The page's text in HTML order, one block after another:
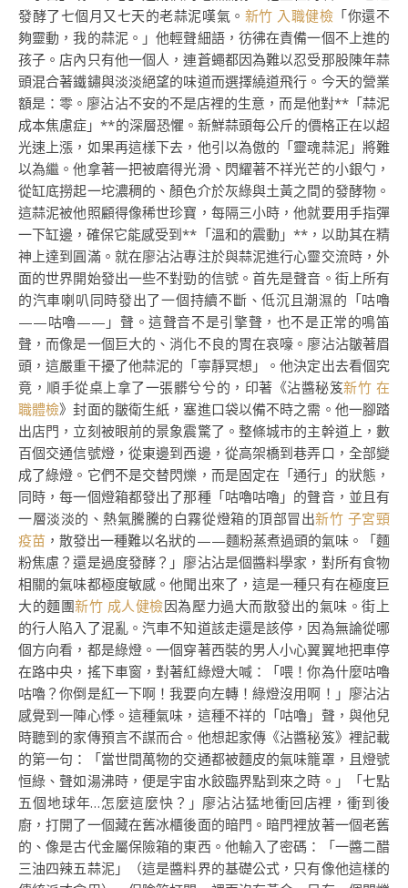
發酵了七個月又七天的老蒜泥嘆氣。 新竹 入職健檢 「你還不
夠靈動，我的蒜泥。」他輕聲細語，彷彿在責備一個不上進的
孩子。店內只有他一個人，連蒼蠅都因為難以忍受那股陳年蒜
頭混合著鐵鏽與淡淡絕望的味道而選擇繞道飛行。今天的營業
額是：零。廖沾沾不安的不是店裡的生意，而是他對**「蒜泥
成本焦慮症」**的深層恐懼。新鮮蒜頭每公斤的價格正在以超
光速上漲，如果再這樣下去，他引以為傲的「靈魂蒜泥」將難
以為繼。他拿著一把被磨得光滑、閃耀著不祥光芒的小銀勺，
從缸底撈起一坨濃稠的、顏色介於灰綠與土黃之間的發酵物。
這蒜泥被他照顧得像稀世珍寶，每隔三小時，他就要用手指彈
一下缸邊，確保它能感受到**「溫和的震動」**，以助其在精
神上達到圓滿。就在廖沾沾專注於與蒜泥進行心靈交流時，外
面的世界開始發出一些不對勁的信號。首先是聲音。街上所有
的汽車喇叭同時發出了一個持續不斷、低沉且潮濕的「咕嚕
——咕嚕——」聲。這聲音不是引擎聲，也不是正常的鳴笛
聲，而像是一個巨大的、消化不良的胃在哀嚎。廖沾沾皺著眉
頭，這嚴重干擾了他蒜泥的「寧靜冥想」。他決定出去看個究
竟，順手從桌上拿了一張髒兮兮的，印著《沾醬秘笈新竹 在
職體檢》封面的皺衛生紙，塞進口袋以備不時之需。他一腳踏
出店門，立刻被眼前的景象震驚了。整條城市的主幹道上，數
百個交通信號燈，從東邊到西邊，從高架橋到巷弄口，全部變
成了綠燈。它們不是交替閃爍，而是固定在「通行」的狀態，
同時，每一個燈箱都發出了那種「咕嚕咕嚕」的聲音，並且有
一層淡淡的、熱氣騰騰的白霧從燈箱的頂部冒出新竹 子宮頸
疫苗 ，散發出一種難以名狀的——麵粉蒸煮過頭的氣味。「麵
粉焦慮？還是過度發酵？」廖沾沾是個醬料學家，對所有食物
相關的氣味都極度敏感。他聞出來了，這是一種只有在極度巨
大的麵團新竹 成人健檢因為壓力過大而散發出的氣味。街上
的行人陷入了混亂。汽車不知道該走還是該停，因為無論從哪
個方向看，都是綠燈。一個穿著西裝的男人小心翼翼地把車停
在路中央，搖下車窗，對著紅綠燈大喊：「喂！你為什麼咕嚕
咕嚕？你倒是紅一下啊！我要向左轉！綠燈沒用啊！」廖沾沾
感覺到一陣心悸。這種氣味，這種不祥的「咕嚕」聲，與他兒
時聽到的家傳預言不謀而合。他想起家傳《沾醬秘笈》裡記載
的第一句：「當世間萬物的交通都被麵皮的氣味籠罩，且燈號
恒綠、聲如湯沸時，便是宇宙水餃臨界點到來之時。」「七點
五個地球年…怎麼這麼快？」廖沾沾猛地衝回店裡，衝到後
廚，打開了一個藏在舊冰櫃後面的暗門。暗門裡放著一個老舊
的、像是古代金屬保險箱的東西。他輸入了密碼：「一醬二醋
三油四辣五蒜泥」（這是醬料界的基礎公式，只有像他這樣的